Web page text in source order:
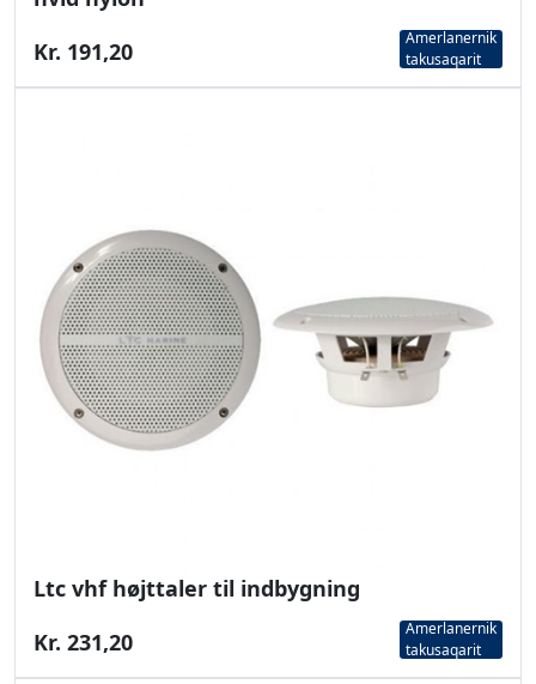
Kr. 191,20
Amerlanernik
takusaqarit
Ltc vhf højttaler til indbygning
Kr. 231,20
Amerlanernik
takusaqarit